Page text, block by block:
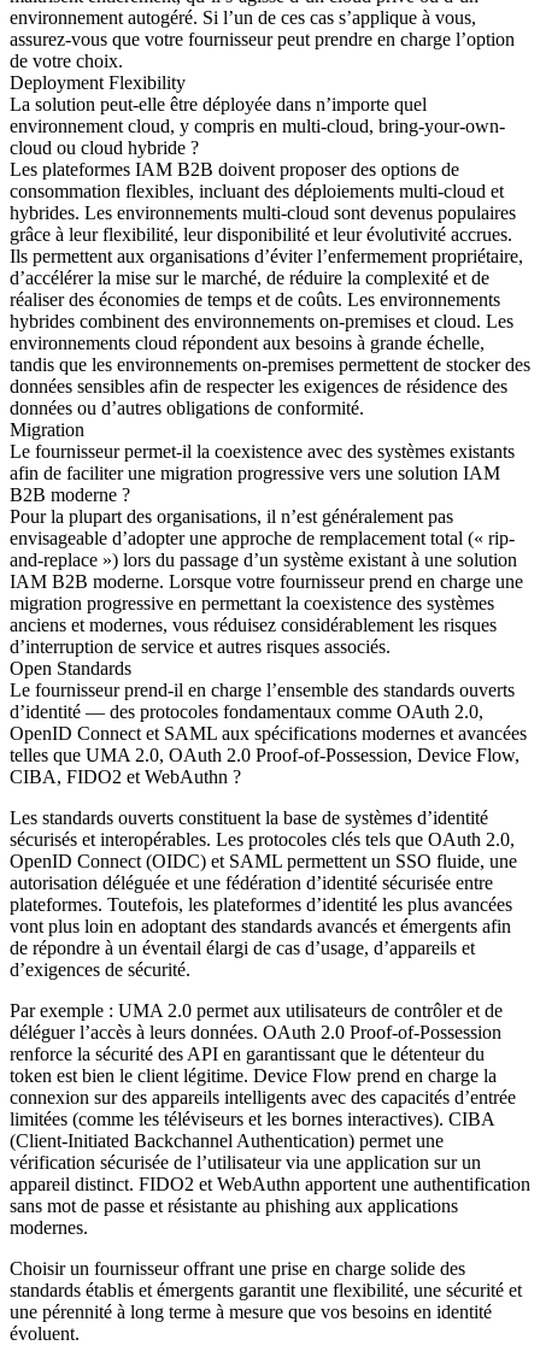
environnement autogéré. Si l’un de ces cas s’applique à vous,
assurez-vous que votre fournisseur peut prendre en charge l’option
de votre choix.
Deployment Flexibility
La solution peut-elle être déployée dans n’importe quel
environnement cloud, y compris en multi-cloud, bring-your-own-
cloud ou cloud hybride ?
Les plateformes IAM B2B doivent proposer des options de
consommation flexibles, incluant des déploiements multi-cloud et
hybrides. Les environnements multi-cloud sont devenus populaires
grâce à leur flexibilité, leur disponibilité et leur évolutivité accrues.
Ils permettent aux organisations d’éviter l’enfermement propriétaire,
d’accélérer la mise sur le marché, de réduire la complexité et de
réaliser des économies de temps et de coûts. Les environnements
hybrides combinent des environnements on-premises et cloud. Les
environnements cloud répondent aux besoins à grande échelle,
tandis que les environnements on-premises permettent de stocker des
données sensibles afin de respecter les exigences de résidence des
données ou d’autres obligations de conformité.
Migration
Le fournisseur permet-il la coexistence avec des systèmes existants
afin de faciliter une migration progressive vers une solution IAM
B2B moderne ?
Pour la plupart des organisations, il n’est généralement pas
envisageable d’adopter une approche de remplacement total (« rip-
and-replace ») lors du passage d’un système existant à une solution
IAM B2B moderne. Lorsque votre fournisseur prend en charge une
migration progressive en permettant la coexistence des systèmes
anciens et modernes, vous réduisez considérablement les risques
d’interruption de service et autres risques associés.
Open Standards
Le fournisseur prend-il en charge l’ensemble des standards ouverts
d’identité — des protocoles fondamentaux comme OAuth 2.0,
OpenID Connect et SAML aux spécifications modernes et avancées
telles que UMA 2.0, OAuth 2.0 Proof-of-Possession, Device Flow,
CIBA, FIDO2 et WebAuthn ?
Les standards ouverts constituent la base de systèmes d’identité
sécurisés et interopérables. Les protocoles clés tels que OAuth 2.0,
OpenID Connect (OIDC) et SAML permettent un SSO fluide, une
autorisation déléguée et une fédération d’identité sécurisée entre
plateformes. Toutefois, les plateformes d’identité les plus avancées
vont plus loin en adoptant des standards avancés et émergents afin
de répondre à un éventail élargi de cas d’usage, d’appareils et
d’exigences de sécurité.
Par exemple : UMA 2.0 permet aux utilisateurs de contrôler et de
déléguer l’accès à leurs données. OAuth 2.0 Proof-of-Possession
renforce la sécurité des API en garantissant que le détenteur du
token est bien le client légitime. Device Flow prend en charge la
connexion sur des appareils intelligents avec des capacités d’entrée
limitées (comme les téléviseurs et les bornes interactives). CIBA
(Client-Initiated Backchannel Authentication) permet une
vérification sécurisée de l’utilisateur via une application sur un
appareil distinct. FIDO2 et WebAuthn apportent une authentification
sans mot de passe et résistante au phishing aux applications
modernes.
Choisir un fournisseur offrant une prise en charge solide des
standards établis et émergents garantit une flexibilité, une sécurité et
une pérennité à long terme à mesure que vos besoins en identité
évoluent.